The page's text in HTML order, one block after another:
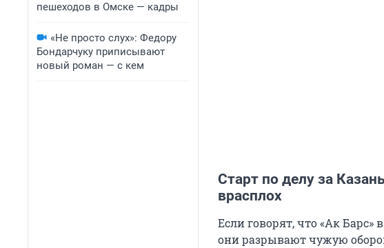
пешеходов в Омске — кадры
«Не просто слух»: Федору
Бондарчуку приписывают
новый роман — с кем
Старт по делу за
врасплох
Если говорят, что «Ак Барс»
они разрывают чужую